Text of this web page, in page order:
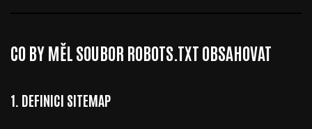
CO BY MĚL SOUBOR ROBOTS.TXT OBSAHOVAT
1. DEFINICI SITEMAP